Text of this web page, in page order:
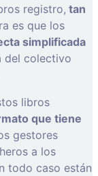
registro, tan
es que los
simplificada
del colectivo
libros
que tiene
gestores
a los
todo caso están